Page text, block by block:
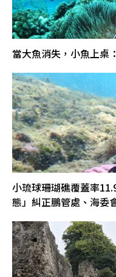
當大魚消失，小魚上桌
小琉球珊瑚礁覆蓋率
態」糾正鵬管處、海委